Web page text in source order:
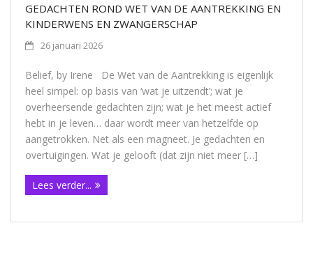
GEDACHTEN ROND WET VAN DE AANTREKKING EN
KINDERWENS EN ZWANGERSCHAP
26 januari 2026
Belief, by Irene De Wet van de Aantrekking is eigenlijk
heel simpel: op basis van ‘wat je uitzendt’; wat je
overheersende gedachten zijn; wat je het meest actief
hebt in je leven… daar wordt meer van hetzelfde op
aangetrokken. Net als een magneet. Je gedachten en
overtuigingen. Wat je gelooft (dat zijn niet meer […]
Lees verder...